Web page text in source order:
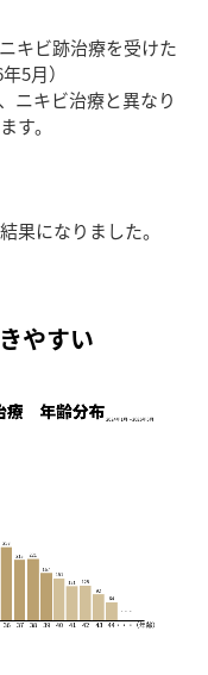
キビ跡治療を受けた
5月）
ニキビ治療と異なり
す。
果になりました。
やすい